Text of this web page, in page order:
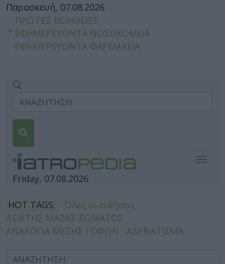
Παρασκευή, 07.08.2026
ΠΡΩΤΕΣ ΒΟΗΘΕΙΕΣ
ΕΦΗΜΕΡΕΥΟΝΤΑ ΝΟΣΟΚΟΜΕΙΑ
ΕΦΗΜΕΡΕΥΟΝΤΑ ΦΑΡΜΑΚΕΙΑ
Friday, 07.08.2026
HOT TAGS:
Όλες οι ειδήσεις
ΔΕΙΚΤΗΣ ΜΑΖΑΣ ΣΩΜΑΤΟΣ
ΑΝΑΛΟΓΙΑ ΜΕΣΗΣ ΓΟΦΩΝ
ΑΔΥΝΑΤΙΣΜΑ